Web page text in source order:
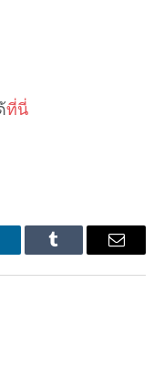
ที่นี่
Tumblr Email